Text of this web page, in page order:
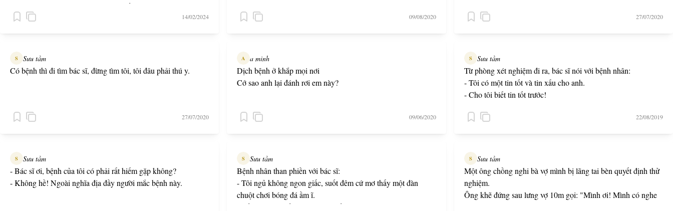
- Cám ơn sự đánh giá cao của giám đốc
- Tại sao em lại nghĩ như vậy?
14/02/2024 09/08/2020 27/07/2020
S Sưu tầm
Có bệnh thì đi tìm bác sĩ, đừng tìm tôi, tôi đâu phải thú y.
27/07/2020
A a minh
Dịch bệnh ở khắp mọi nơi
Cớ sao anh lại đánh rơi em này?
09/06/2020
S Sưu tầm
Từ phòng xét nghiệm đi ra, bác sĩ nói với bệnh nhân:
- Tôi có một tin tốt và tin xấu cho anh.
- Cho tôi biết tin tốt trước!
22/08/2019
S Sưu tầm
- Bác sĩ ơi, bệnh của tôi có phải rất hiếm gặp không?
- Không hề! Ngoài nghĩa địa đầy người mắc bệnh này.
S Sưu tầm
Bệnh nhân than phiền với bác sĩ:
- Tôi ngủ không ngon giấc, suốt đêm cứ mơ thấy một đàn
chuột chơi bóng đá ầm ĩ.
- Tối nay, ông uống hai viên thuốc này, sẽ khỏi thôi!
S Sưu tầm
Một ông chồng nghi bà vợ mình bị lãng tai bèn quyết định thử
nghiệm.
Ông khẽ đứng sau lưng vợ 10m gọi: "Mình ơi! Mình có nghe